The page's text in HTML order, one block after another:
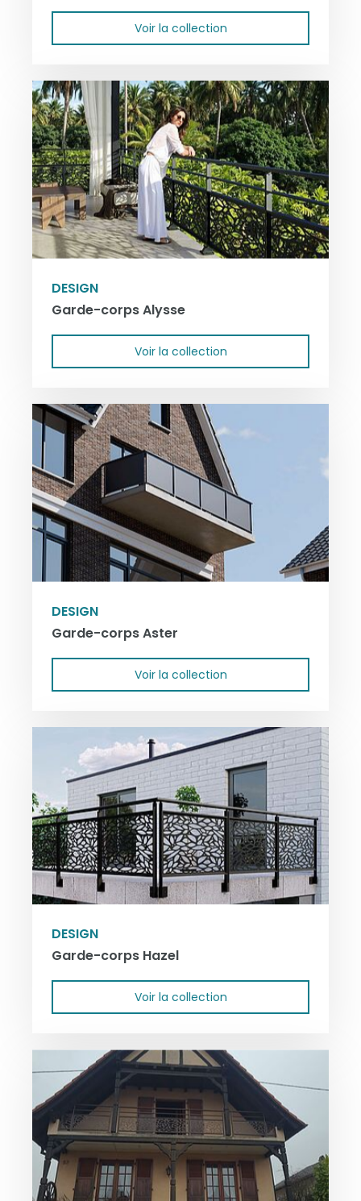
Voir la collection
DESIGN
Garde-corps Alysse
Voir la collection
DESIGN
Garde-corps Aster
Voir la collection
DESIGN
Garde-corps Hazel
Voir la collection